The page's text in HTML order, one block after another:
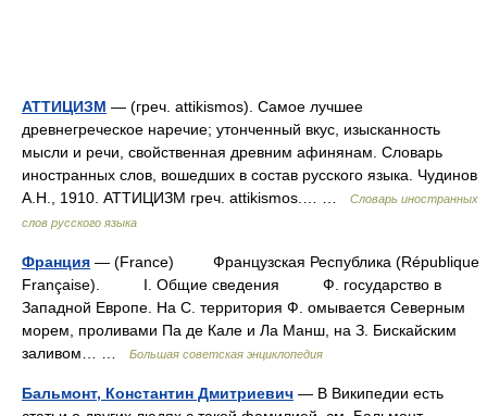
АТТИЦИЗМ — (греч. attikismos). Самое лучшее
древнегреческое наречие; утонченный вкус, изысканность
мысли и речи, свойственная древним афинянам. Словарь
иностранных слов, вошедших в состав русского языка. Чудинов
А.Н., 1910. АТТИЦИЗМ греч. attikismos.… …
Словарь иностранных
слов русского языка
Франция — (France) Французская Республика (République
Française). I. Общие сведения Ф. государство в
Западной Европе. На С. территория Ф. омывается Северным
морем, проливами Па де Кале и Ла Манш, на З. Бискайским
заливом… …
Большая советская энциклопедия
Бальмонт, Константин Дмитриевич — В Википедии есть